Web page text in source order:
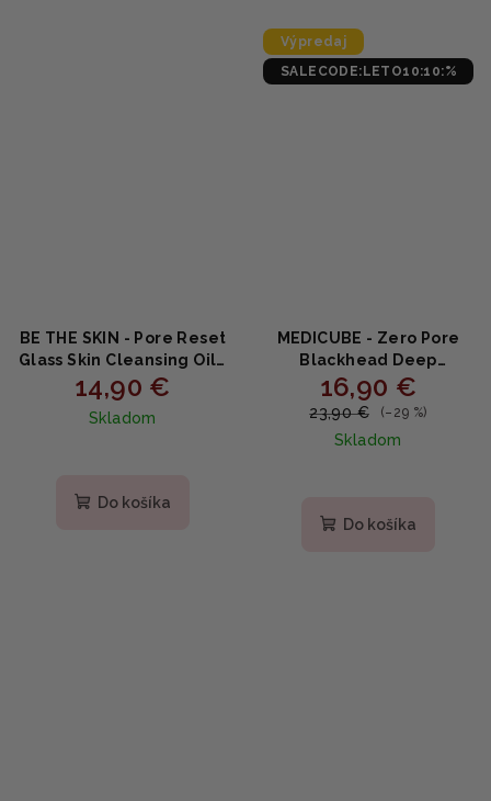
hviezdičiek.
BE THE SKIN - Pore Reset
Glass Skin Cleansing Oil -
Hydrofilný odličovací
olej s kaméliovým
olejom a vitamínom E
14,90 €
Skladom
Do košíka
Výpredaj
SALECODE:LETO10:10:%
MEDICUBE - Zero Pore
Blackhead Deep
Cleansing Oil - Hĺbkovo
čistiaci olej proti čiernym
bodkám s niacínamidom
205ml
16,90 €
23,90 € (–29 %)
Skladom
produktu
Do košíka